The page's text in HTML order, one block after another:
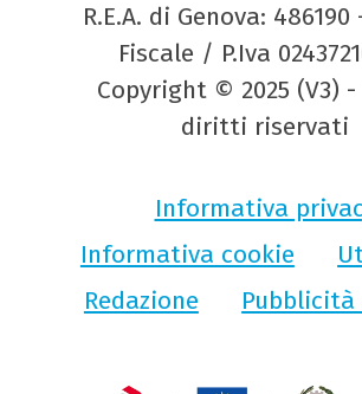
R.E.A. di Genova: 486190
Fiscale / P.Iva
Copyright © 2025 (V3)
diritti riservati
Informativa
Informativa cookie
Redazione